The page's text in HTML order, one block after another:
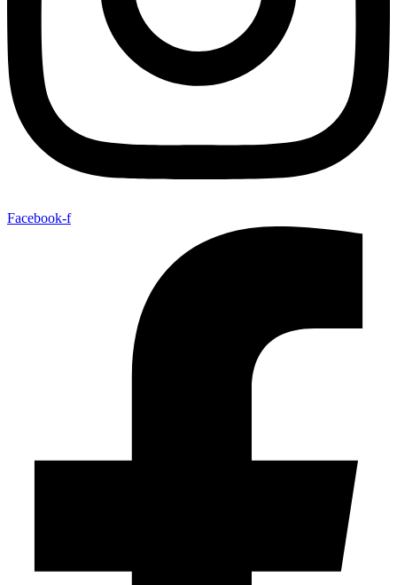
Facebook-f